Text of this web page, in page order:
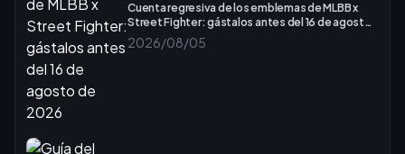
Cuenta regresiva de los emblemas de MLBB x
Street Fighter: gástalos antes del 16 de agosto
de 2026
2026/08/05